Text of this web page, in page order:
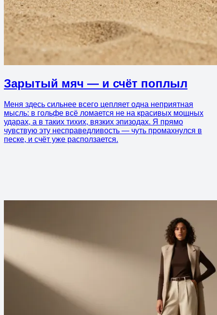
Зарытый мяч — и счёт поплыл
Меня здесь сильнее всего цепляет одна неприятная
мысль: в гольфе всё ломается не на красивых мощных
ударах, а в таких тихих, вязких эпизодах. Я прямо
чувствую эту несправедливость — чуть промахнулся в
песке, и счёт уже расползается.